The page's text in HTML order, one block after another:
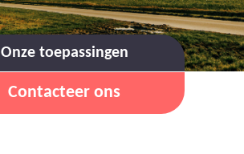
Onze toepassingen
Contacteer ons